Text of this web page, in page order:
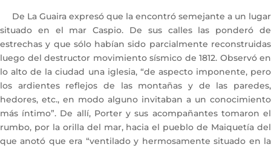
De La Guaira expresó que la encontró semejante a un lugar
situado en el mar Caspio. De sus calles las ponderó de
estrechas y que sólo habían sido parcialmente reconstruidas
luego del destructor movimiento sísmico de 1812. Observó en
lo alto de la ciudad una iglesia, “de aspecto imponente, pero
los ardientes reflejos de las montañas y de las paredes,
hedores, etc., en modo alguno invitaban a un conocimiento
más íntimo”. De allí, Porter y sus acompañantes tomaron el
rumbo, por la orilla del mar, hacia el pueblo de Maiquetía del
que anotó que era “ventilado y hermosamente situado en la